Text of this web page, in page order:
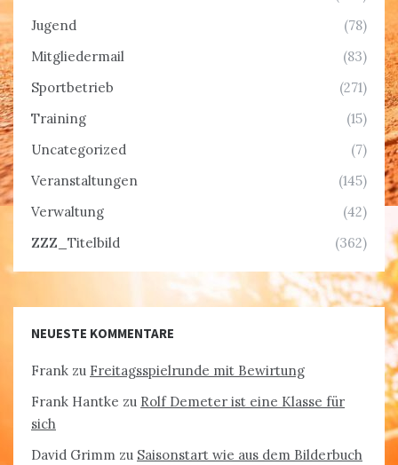
Jugend
(78)
Mitgliedermail
(83)
Sportbetrieb
(271)
Training
(15)
Uncategorized
(7)
Veranstaltungen
(145)
Verwaltung
(42)
ZZZ_Titelbild
(362)
NEUESTE KOMMENTARE
Frank zu Freitagsspielrunde mit Bewirtung
Frank Hantke zu Rolf Demeter ist eine Klasse für
sich
David Grimm zu Saisonstart wie aus dem Bilderbuch